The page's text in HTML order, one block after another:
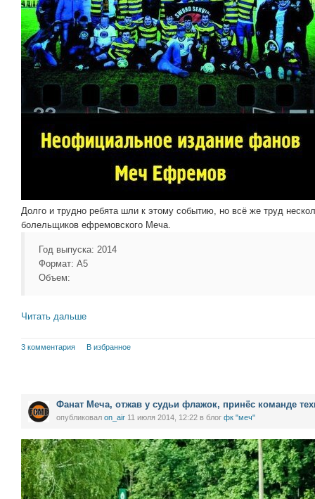
Долго и трудно ребята шли к этому событию, но всё же труд
болельщиков ефремовского Меча.
Год выпуска: 2014
Формат: А5
Объем:
Читать дальше
3 комментария В избранное
Фанат Меча, отжав у судьи флажок, принёс команде
опубликовал on_air 11 июля 2014, 12:22 в блог фк "меч"